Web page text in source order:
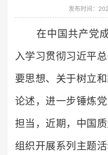
发布时间：
在中国共产党
入学习贯彻习近平
要思想、关于树立
论述，进一步锤炼
担当，近期，中国
组织开展系列主题